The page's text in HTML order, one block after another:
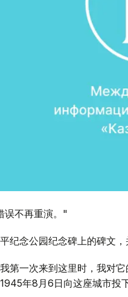
误不再重演。"
纪念公园纪念碑上的碑文
第一次来到这里时，我对
年8月6日向这座城市投